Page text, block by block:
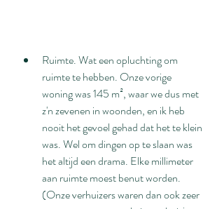
Ruimte. Wat een opluchting om
ruimte te hebben. Onze vorige
woning was 145 m², waar we dus met
z'n zevenen in woonden, en ik heb
nooit het gevoel gehad dat het te klein
was. Wel om dingen op te slaan was
het altijd een drama. Elke millimeter
aan ruimte moest benut worden.
(Onze verhuizers waren dan ook zeer